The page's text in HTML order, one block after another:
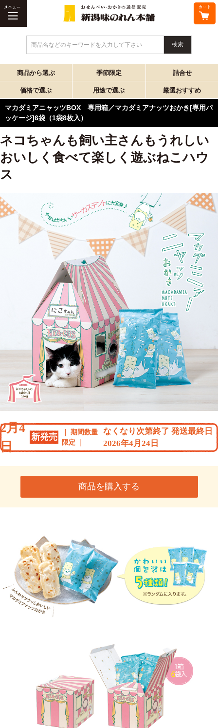
商品名などのキーワードを入力して下さい
商品から選ぶ 季節限定 詰合せ
価格で選ぶ 用途で選ぶ 厳選おすすめ
マカダミアニャッツBOX 専用箱／マカダミアナッツおかき[専用パ
ッケージ]6袋（1袋8枚入）
ネコちゃんも飼い主さんもうれしい
おいしく食べて楽しく遊ぶねこハウ
ス
2月4
日
新発売
期間数量
限定
なくなり次第終了 発送最終日
2026年4月24日
商品を購入する